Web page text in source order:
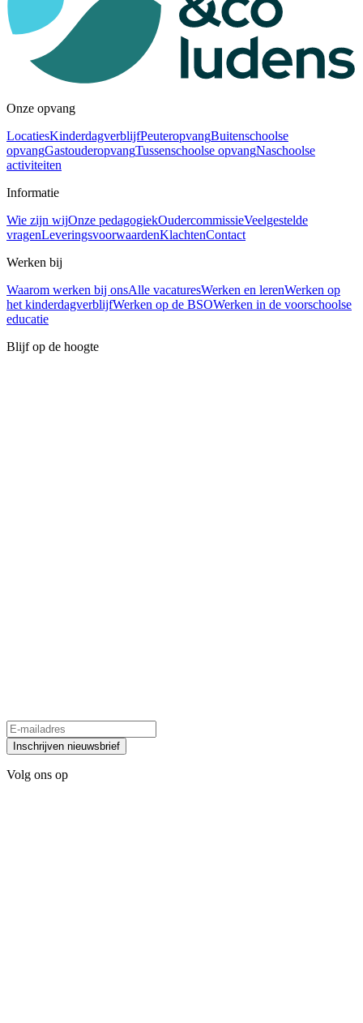
Onze opvang
LocatiesKinderdagverblijfPeuteropvangBuitenschoolse
opvangGastouderopvangTussenschoolse opvangNaschoolse
activiteiten
Informatie
Wie zijn wijOnze pedagogiekOudercommissieVeelgestelde
vragenLeveringsvoorwaardenKlachtenContact
Werken bij
Waarom werken bij onsAlle vacaturesWerken en lerenWerken op
het kinderdagverblijfWerken op de BSOWerken in de voorschoolse
educatie
Blijf op de hoogte
Inschrijven nieuwsbrief
Volg ons op